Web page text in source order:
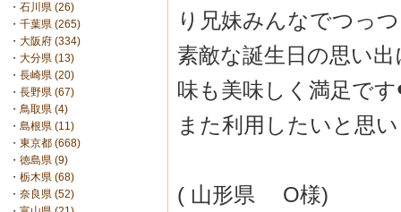
・ 石川県 (26)
・ 千葉県 (265)
・ 大阪府 (334)
・ 大分県 (13)
・ 長崎県 (20)
・ 長野県 (67)
・ 鳥取県 (4)
・ 島根県 (11)
・ 東京都 (668)
・ 徳島県 (9)
・ 栃木県 (68)
・ 奈良県 (52)
り兄妹みんなでつっ
素敵な誕生日の思い
味も美味しく満足で
また利用したいと思
( 山形県 O様)